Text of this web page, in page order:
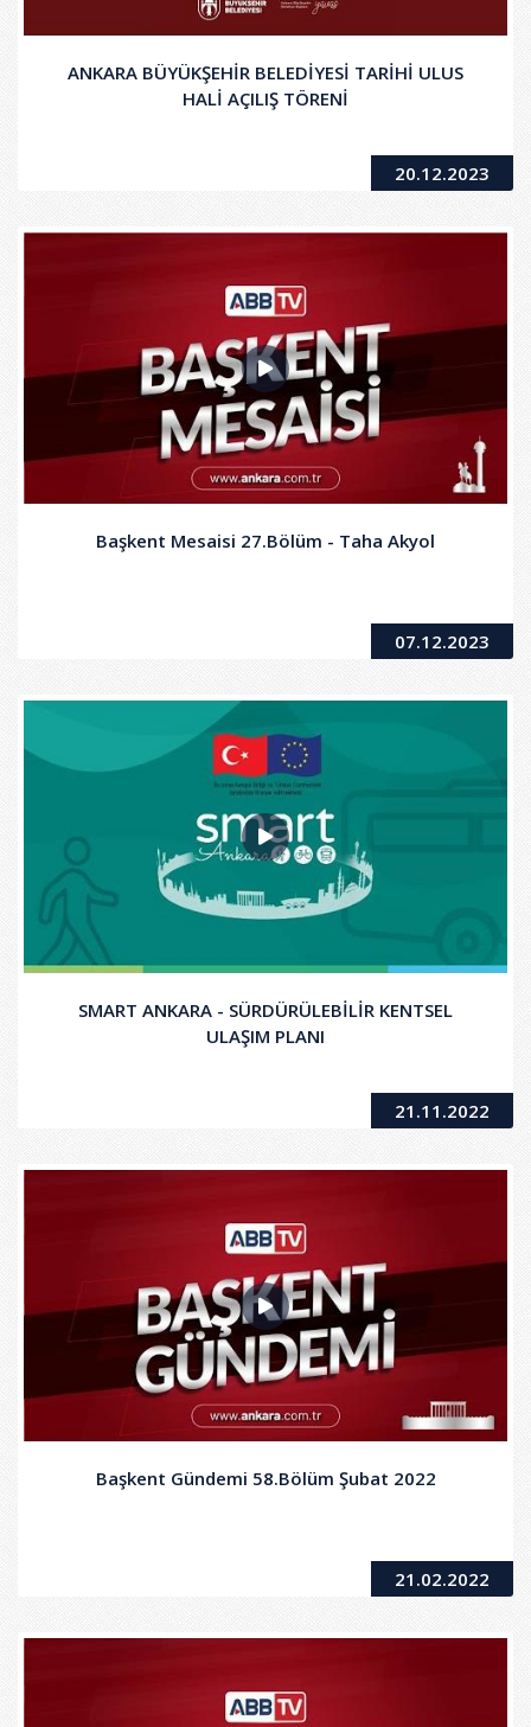
ANKARA BÜYÜKŞEHİR BELEDİYESİ TARİHİ ULUS
HALİ AÇILIŞ TÖRENİ
20.12.2023
Başkent Mesaisi 27.Bölüm - Taha Akyol
07.12.2023
SMART ANKARA - SÜRDÜRÜLEBİLİR KENTSEL
ULAŞIM PLANI
21.11.2022
Başkent Gündemi 58.Bölüm Şubat 2022
21.02.2022